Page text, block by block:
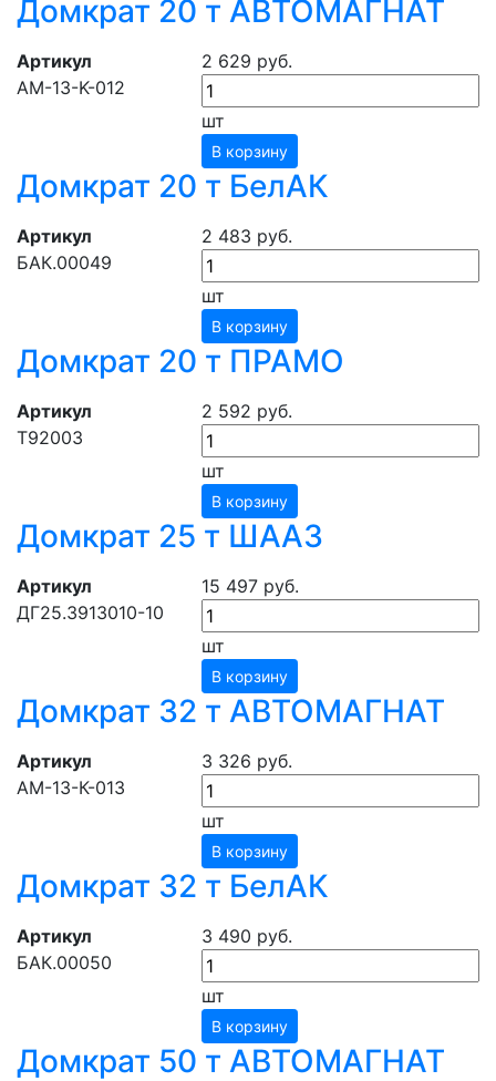
Домкрат 20 т АВТОМАГНАТ
Артикул
АМ-13-K-012
2 629 руб.
шт
В корзину
Домкрат 20 т БелАК
Артикул
БАК.00049
2 483 руб.
шт
В корзину
Домкрат 20 т ПРАМО
Артикул
Т92003
2 592 руб.
шт
В корзину
Домкрат 25 т ШААЗ
Артикул
ДГ25.3913010-10
15 497 руб.
шт
В корзину
Домкрат 32 т АВТОМАГНАТ
Артикул
АМ-13-К-013
3 326 руб.
шт
В корзину
Домкрат 32 т БелАК
Артикул
БАК.00050
3 490 руб.
шт
В корзину
Домкрат 50 т АВТОМАГНАТ